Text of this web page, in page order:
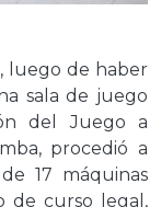
luego de haber
sala de juego
del Juego a
procedió a
17 máquinas
de curso legal,